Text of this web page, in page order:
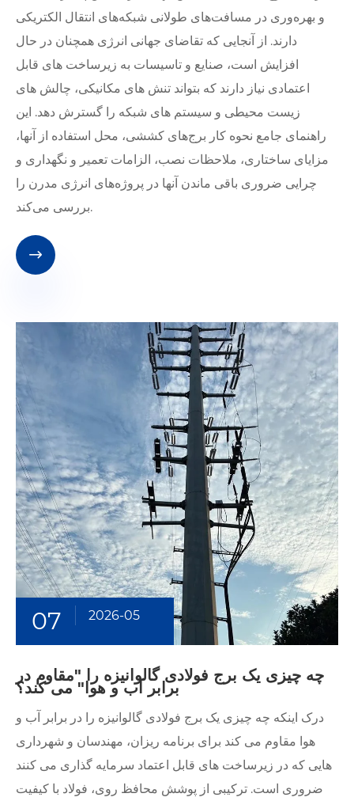
و بهره‌وری در مسافت‌های طولانی شبکه‌های انتقال الکتریکی
دارند. از آنجایی که تقاضای جهانی انرژی همچنان در حال
افزایش است، صنایع و تاسیسات به زیرساخت های قابل
اعتمادی نیاز دارند که بتواند تنش های مکانیکی، چالش های
زیست محیطی و سیستم های شبکه را گسترش دهد. این
راهنمای جامع نحوه کار برج‌های کششی، محل استفاده از آنها،
مزایای ساختاری، ملاحظات نصب، الزامات تعمیر و نگهداری و
چرایی ضروری باقی ماندن آنها در پروژه‌های انرژی مدرن را
بررسی می‌کند.

07 2026-05
چه چیزی یک برج فولادی گالوانیزه را "مقاوم در
برابر آب و هوا" می کند؟
درک اینکه چه چیزی یک برج فولادی گالوانیزه را در برابر آب و
هوا مقاوم می کند برای برنامه ریزان، مهندسان و شهرداری
هایی که در زیرساخت های قابل اعتماد سرمایه گذاری می کنند
ضروری است. ترکیبی از پوشش محافظ روی، فولاد با کیفیت